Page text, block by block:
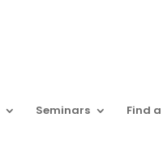
Seminars Find